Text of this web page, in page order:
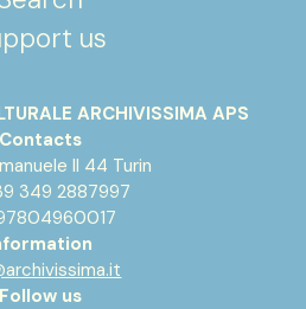
us
ARCHIVISSIMA APS
Contacts
II 44 Turin
349 2887997
Follow us